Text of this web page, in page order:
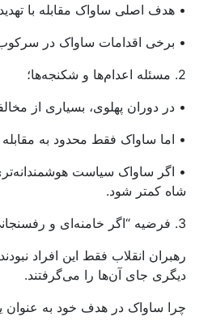
• هدف اصلی ساواک مقابله با
• برخی اقدامات ساواک در
2. مسئله اعدام‌ها و شکنجه‌ها؛
• در دوران پهلوی، بسیاری از
• اما ساواک فقط محدود به
• اگر ساواک سیاست
شاه کمتر شود.
3. فرضیه “اگر خامنه‌ای و رفسنجانی و خمینی و امثالهم کشته می‌شدند این انقلاب نمیشد” یک فرضیه است که اثبات آن بسیار دشوار است.
رهبران انقلاب فقط این افراد
دیگری جای آن‌ها را می‌گرفتند.
چرا ساواک در هدف خود به عنوان